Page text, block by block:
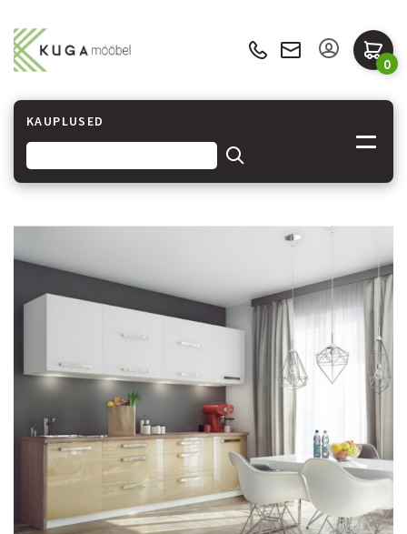
0
KAUPLUSED